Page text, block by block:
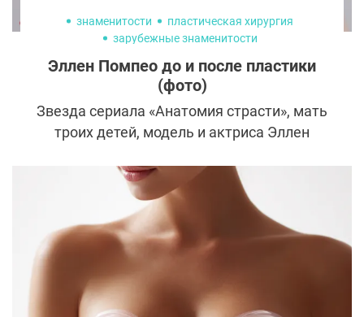
знаменитости
пластическая хирургия
зарубежные знаменитости
Эллен Помпео до и после пластики
(фото)
Звезда сериала «Анатомия страсти», мать
троих детей, модель и актриса Эллен
неправдоподобно молодой и свежей, но
при этом отрицает, что прибегала к
услугам пластических хирургов.
Поклонники же уверены в обратном и
находят неопровержимые доказательства
на фото до и после пластики.